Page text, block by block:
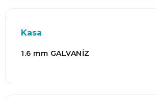
Kasa
1.6 mm GALVANİZ